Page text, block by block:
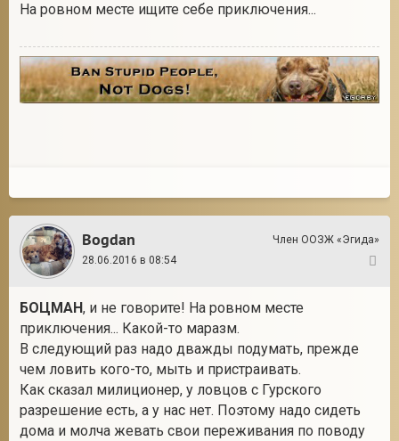
На ровном месте ищите себе приключения...
Bogdan
Член ООЗЖ «Эгида»
28.06.2016 в 08:54
БОЦМАН, и не говорите! На ровном месте
приключения... Какой-то маразм.
В следующий раз надо дважды подумать, прежде
чем ловить кого-то, мыть и пристраивать.
Как сказал милиционер, у ловцов с Гурского
разрешение есть, а у нас нет. Поэтому надо сидеть
дома и молча жевать свои переживания по поводу